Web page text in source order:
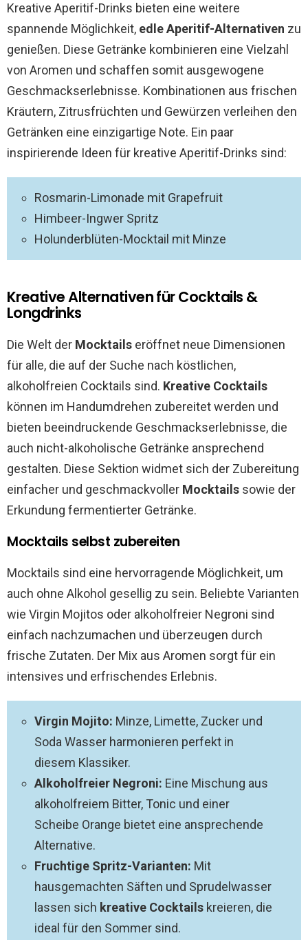
Kreative Aperitif-Drinks bieten eine weitere
spannende Möglichkeit, edle Aperitif-Alternativen zu
genießen. Diese Getränke kombinieren eine Vielzahl
von Aromen und schaffen somit ausgewogene
Geschmackserlebnisse. Kombinationen aus frischen
Kräutern, Zitrusfrüchten und Gewürzen verleihen den
Getränken eine einzigartige Note. Ein paar
inspirierende Ideen für kreative Aperitif-Drinks sind:
Rosmarin-Limonade mit Grapefruit
Himbeer-Ingwer Spritz
Holunderblüten-Mocktail mit Minze
Kreative Alternativen für Cocktails &
Longdrinks
Die Welt der Mocktails eröffnet neue Dimensionen
für alle, die auf der Suche nach köstlichen,
alkoholfreien Cocktails sind. Kreative Cocktails
können im Handumdrehen zubereitet werden und
bieten beeindruckende Geschmackserlebnisse, die
auch nicht-alkoholische Getränke ansprechend
gestalten. Diese Sektion widmet sich der Zubereitung
einfacher und geschmackvoller Mocktails sowie der
Erkundung fermentierter Getränke.
Mocktails selbst zubereiten
Mocktails sind eine hervorragende Möglichkeit, um
auch ohne Alkohol gesellig zu sein. Beliebte Varianten
wie Virgin Mojitos oder alkoholfreier Negroni sind
einfach nachzumachen und überzeugen durch
frische Zutaten. Der Mix aus Aromen sorgt für ein
intensives und erfrischendes Erlebnis.
Virgin Mojito: Minze, Limette, Zucker und
Soda Wasser harmonieren perfekt in
diesem Klassiker.
Alkoholfreier Negroni: Eine Mischung aus
alkoholfreiem Bitter, Tonic und einer
Scheibe Orange bietet eine ansprechende
Alternative.
Fruchtige Spritz-Varianten: Mit
hausgemachten Säften und Sprudelwasser
lassen sich kreative Cocktails kreieren, die
ideal für den Sommer sind.